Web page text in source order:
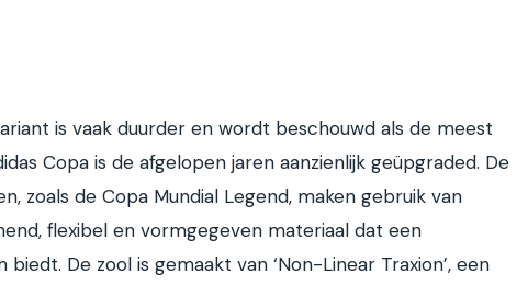
is vaak duurder en wordt beschouwd als de meest
Copa is de afgelopen jaren aanzienlijk geüpgraded. De
zoals de Copa Mundial Legend, maken gebruik van
flexibel en vormgegeven materiaal dat een
De zool is gemaakt van ‘Non-Linear Traxion’, een